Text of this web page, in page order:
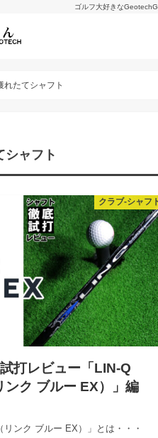
ゴルフ大好きな
れたてシャフト
シャフト
クラブ-シャフ
打レビュー「LIN-Q
ンク ブルー EX）」編
リンク ブルー EX）」とは・・・